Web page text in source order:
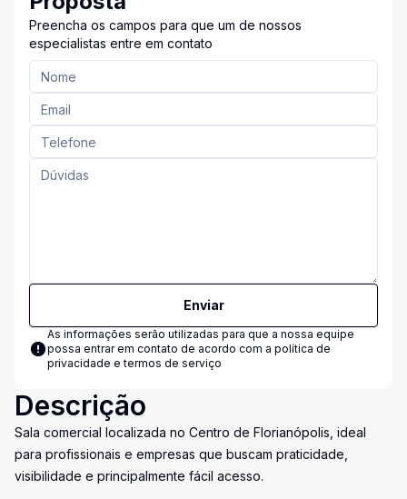
Preencha os campos para que um de nossos
especialistas entre em contato
Enviar
As informações serão utilizadas para que a nossa equipe
possa entrar em contato de acordo com a política de
privacidade e termos de serviço
Descrição
Sala comercial localizada no Centro de Florianópolis, ideal
para profissionais e empresas que buscam praticidade,
visibilidade e principalmente fácil acesso.